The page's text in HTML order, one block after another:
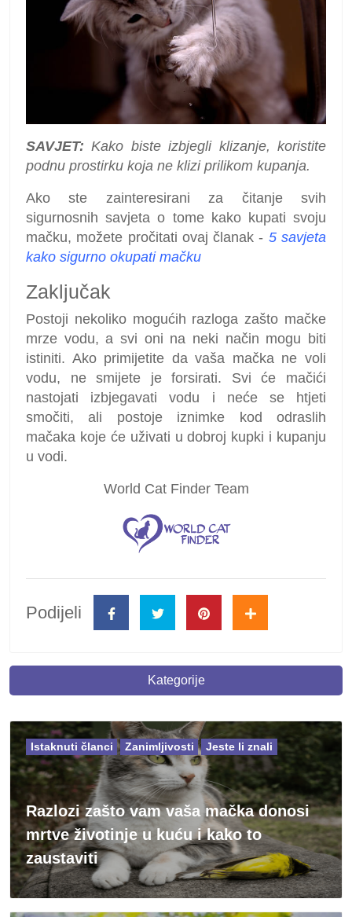
SAVJET: Kako biste izbjegli klizanje, koristite
podnu prostirku koja ne klizi prilikom kupanja.
Ako ste zainteresirani za čitanje svih
sigurnosnih savjeta o tome kako kupati svoju
mačku, možete pročitati ovaj članak - 5 savjeta
kako sigurno okupati mačku
Zaključak
Postoji nekoliko mogućih razloga zašto mačke
mrze vodu, a svi oni na neki način mogu biti
istiniti. Ako primijetite da vaša mačka ne voli
vodu, ne smijete je forsirati. Svi će mačići
nastojati izbjegavati vodu i neće se htjeti
smočiti, ali postoje iznimke kod odraslih
mačaka koje će uživati ​​u dobroj kupki i kupanju
u vodi.
World Cat Finder Team
Podijeli
Kategorije
Razlozi zašto vam vaša mačka donosi
mrtve životinje u kuću i kako to
zaustaviti
Istaknuti članci Zanimljivosti Jeste li znali